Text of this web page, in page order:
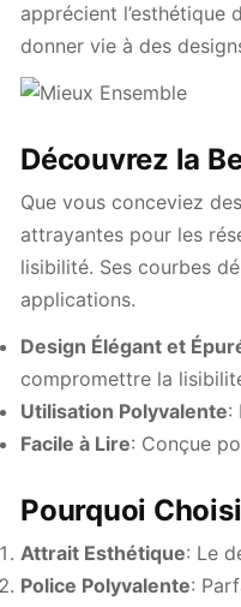
apprécient
donner vie à des
Découvrez la
Que vous conceviez
attrayantes pour les
lisibilité. Ses courbes
applications.
Design Élégant et
compromettre la
Utilisation Polyvalente:
Facile à Lire: Conçue
Pourquoi
Attrait Esthétique: Le
Police Polyvalente: